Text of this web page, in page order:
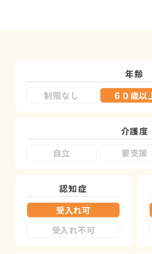
年齢
制限なし
６０歳以
介護度
自立
要支援
認知症
受入れ可
受入れ不可